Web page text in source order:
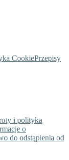
CookiePrzepisy
i polityka
o
do odstąpienia od